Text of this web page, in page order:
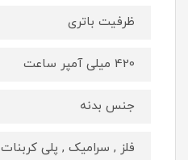
ظرفیت باتری
420 میلی آمپر ساعت
جنس بدنه
فلز , سرامیک , پلی کربنات